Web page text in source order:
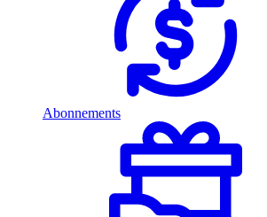
Abonnements